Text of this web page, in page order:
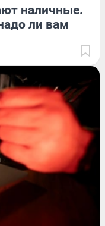
наличные.
ли вам